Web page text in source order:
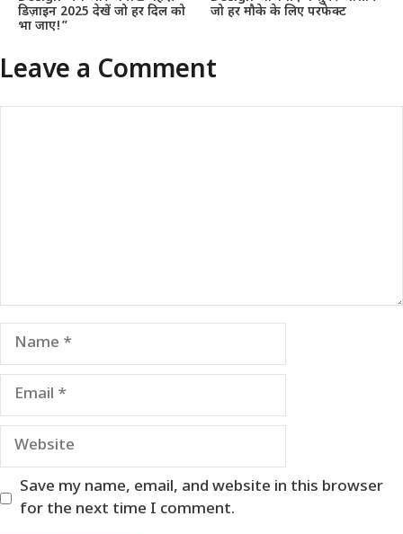
डिज़ाइन 2025 देखें जो हर दिल को
भा जाए!”
जो हर मौके के लिए परफेक्ट
Leave a Comment
Name
Email
Website
Save my name, email, and website in this browser
for the next time I comment.